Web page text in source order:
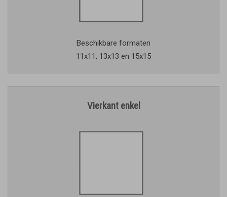
Beschikbare formaten
11x11, 13x13 en 15x15
Vierkant enkel